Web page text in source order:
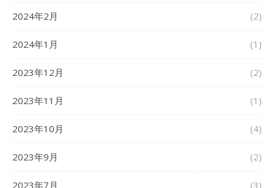
2024年2月 (2)
2024年1月 (1)
2023年12月 (2)
2023年11月 (1)
2023年10月 (4)
2023年9月 (2)
2023年7月 (3)